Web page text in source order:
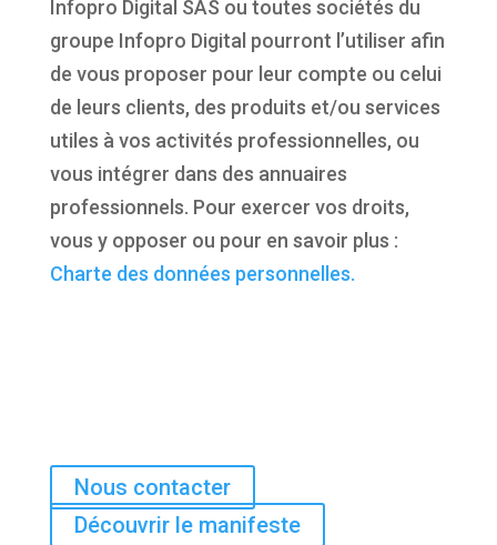
Infopro Digital SAS ou toutes sociétés du
groupe Infopro Digital pourront l’utiliser afin
de vous proposer pour leur compte ou celui
de leurs clients, des produits et/ou services
utiles à vos activités professionnelles, ou
vous intégrer dans des annuaires
professionnels. Pour exercer vos droits,
vous y opposer ou pour en savoir plus :
Charte des données personnelles.
Nous contacter
Découvrir le manifeste